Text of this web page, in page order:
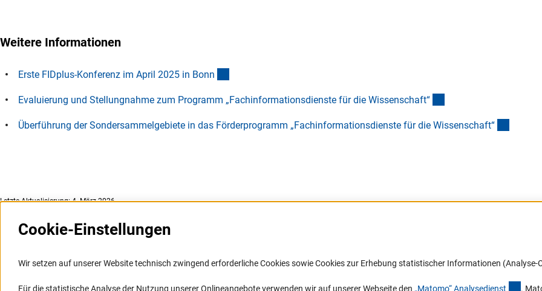
Weitere Informationen
Erste FIDplus-Konferenz im April 2025 in Bonn
Evaluierung und Stellungnahme zum Programm „Fachinformationsdienste für die Wissenschaft“
Überführung der Sondersammelgebiete in das Förderprogramm „Fachinformationsdienste für die Wissenschaft“
Letzte Aktualisierung: 4. März 2026
Informationssysteme
Portal Wissenschaftliche Integrität
mit Behinderungen
in Ihr Mailpostfach oder schauen
Cookie-Einstellungen
Wir setzen auf unserer Website technisch zwingend erforderliche Cookies sowie Cookies zur Erhebung statistischer Informationen (Analyse-
Für die statistische Analyse der Nutzung unserer Onlineangebote verwenden wir auf unserer Webseite den „Matomo“ Analysedienst .